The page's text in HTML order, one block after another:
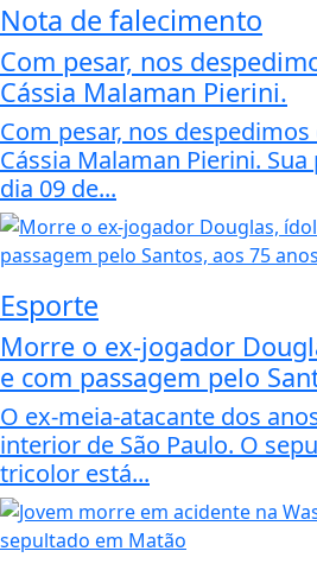
Nota de falecimento
Com pesar, nos
Cássia Malaman Pierini.
Com pesar, nos despedimos
Cássia Malaman Pierini.
dia 09 de...
Esporte
Morre o ex-jogador
e com passagem pelo
O ex-meia-atacante dos
interior de São Paulo. O
tricolor está...